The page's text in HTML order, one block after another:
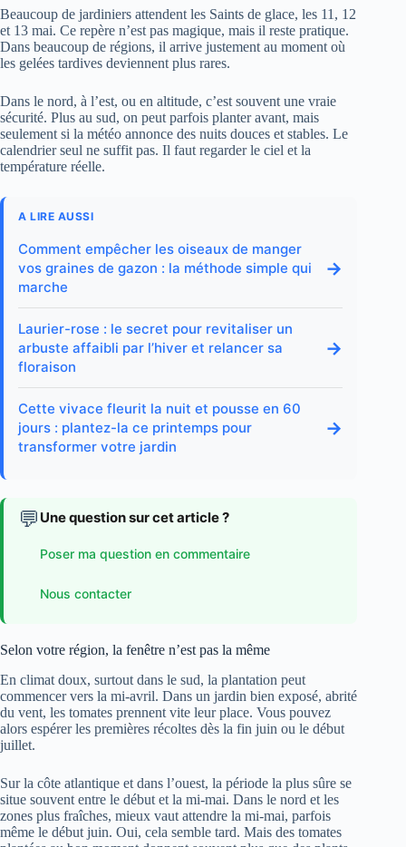
Beaucoup de jardiniers attendent les Saints de glace, les 11, 12
et 13 mai. Ce repère n’est pas magique, mais il reste pratique.
Dans beaucoup de régions, il arrive justement au moment où
les gelées tardives deviennent plus rares.
Dans le nord, à l’est, ou en altitude, c’est souvent une vraie
sécurité. Plus au sud, on peut parfois planter avant, mais
seulement si la météo annonce des nuits douces et stables. Le
calendrier seul ne suffit pas. Il faut regarder le ciel et la
température réelle.
A LIRE AUSSI
Comment empêcher les oiseaux de manger
vos graines de gazon : la méthode simple qui
marche
→
Laurier-rose : le secret pour revitaliser un
arbuste affaibli par l’hiver et relancer sa
floraison
→
Cette vivace fleurit la nuit et pousse en 60
jours : plantez-la ce printemps pour
transformer votre jardin
→
💬 Une question sur cet article ?
Poser ma question en commentaire
Nous contacter
Selon votre région, la fenêtre n’est pas la même
En climat doux, surtout dans le sud, la plantation peut
commencer vers la mi-avril. Dans un jardin bien exposé, abrité
du vent, les tomates prennent vite leur place. Vous pouvez
alors espérer les premières récoltes dès la fin juin ou le début
juillet.
Sur la côte atlantique et dans l’ouest, la période la plus sûre se
situe souvent entre le début et la mi-mai. Dans le nord et les
zones plus fraîches, mieux vaut attendre la mi-mai, parfois
même le début juin. Oui, cela semble tard. Mais des tomates